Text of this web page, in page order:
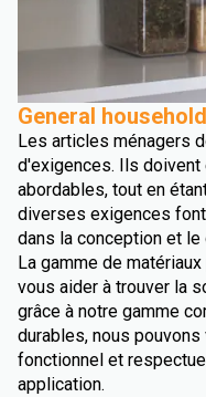
General household
Les articles ménagers
d'exigences. Ils doivent
abordables, tout en
diverses exigences
dans la conception et
La gamme de
vous aider à trouver la
grâce à notre gamme
durables, nous
fonctionnel et
application.